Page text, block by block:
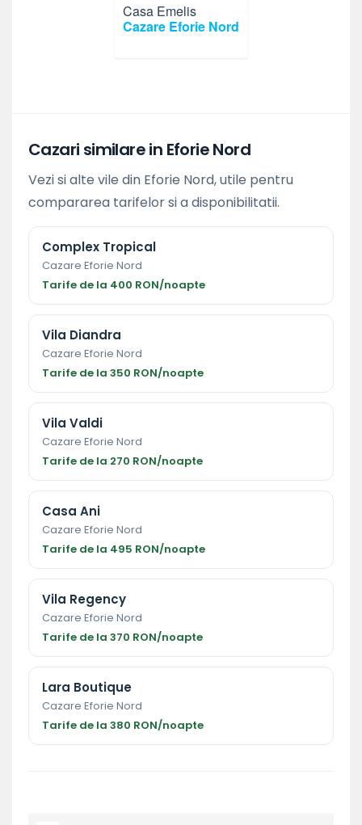
Casa Emelis
Cazare Eforie Nord
Cazari similare in Eforie Nord
Vezi si alte vile din Eforie Nord, utile pentru
compararea tarifelor si a disponibilitatii.
Complex Tropical
Cazare Eforie Nord
Tarife de la 400 RON/noapte
Vila Diandra
Cazare Eforie Nord
Tarife de la 350 RON/noapte
Vila Valdi
Cazare Eforie Nord
Tarife de la 270 RON/noapte
Casa Ani
Cazare Eforie Nord
Tarife de la 495 RON/noapte
Vila Regency
Cazare Eforie Nord
Tarife de la 370 RON/noapte
Lara Boutique
Cazare Eforie Nord
Tarife de la 380 RON/noapte